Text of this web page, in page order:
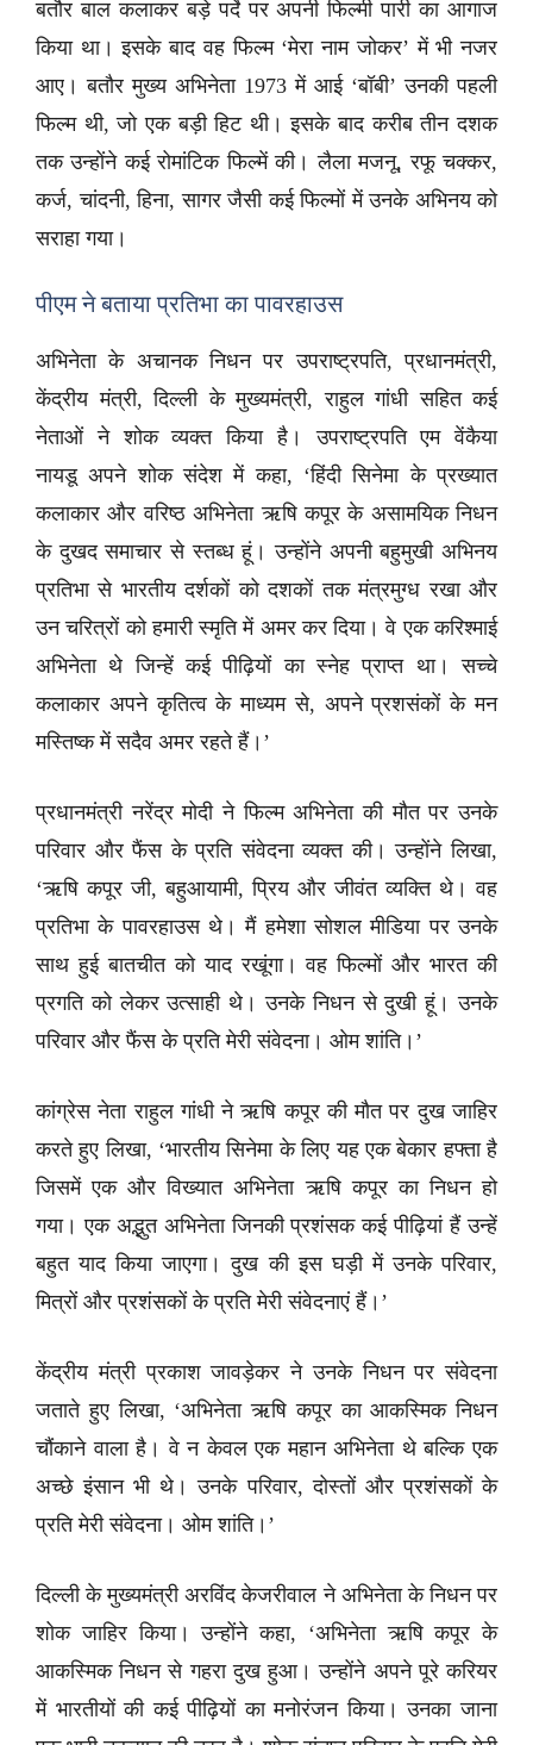
बतौर बाल कलाकर बड़े पर्दे पर अपनी फिल्मी पारी का आगाज
किया था। इसके बाद वह फिल्म ‘मेरा नाम जोकर’ में भी नजर
आए। बतौर मुख्य अभिनेता 1973 में आई ‘बॉबी’ उनकी पहली
फिल्म थी, जो एक बड़ी हिट थी। इसके बाद करीब तीन दशक
तक उन्होंने कई रोमांटिक फिल्में की। लैला मजनू, रफू चक्कर,
कर्ज, चांदनी, हिना, सागर जैसी कई फिल्मों में उनके अभिनय को
सराहा गया।
पीएम ने बताया प्रतिभा का पावरहाउस
अभिनेता के अचानक निधन पर उपराष्ट्रपति, प्रधानमंत्री,
केंद्रीय मंत्री, दिल्ली के मुख्यमंत्री, राहुल गांधी सहित कई
नेताओं ने शोक व्यक्त किया है। उपराष्ट्रपति एम वेंकैया
नायडू अपने शोक संदेश में कहा, ‘हिंदी सिनेमा के प्रख्यात
कलाकार और वरिष्ठ अभिनेता ऋषि कपूर के असामयिक निधन
के दुखद समाचार से स्तब्ध हूं। उन्होंने अपनी बहुमुखी अभिनय
प्रतिभा से भारतीय दर्शकों को दशकों तक मंत्रमुग्ध रखा और
उन चरित्रों को हमारी स्मृति में अमर कर दिया। वे एक करिश्माई
अभिनेता थे जिन्हें कई पीढ़ियों का स्नेह प्राप्त था। सच्चे
कलाकार अपने कृतित्व के माध्यम से, अपने प्रशसंकों के मन
मस्तिष्क में सदैव अमर रहते हैं।’
प्रधानमंत्री नरेंद्र मोदी ने फिल्म अभिनेता की मौत पर उनके
परिवार और फैंस के प्रति संवेदना व्यक्त की। उन्होंने लिखा,
‘ऋषि कपूर जी, बहुआयामी, प्रिय और जीवंत व्यक्ति थे। वह
प्रतिभा के पावरहाउस थे। मैं हमेशा सोशल मीडिया पर उनके
साथ हुई बातचीत को याद रखूंगा। वह फिल्मों और भारत की
प्रगति को लेकर उत्साही थे। उनके निधन से दुखी हूं। उनके
परिवार और फैंस के प्रति मेरी संवेदना। ओम शांति।’
कांग्रेस नेता राहुल गांधी ने ऋषि कपूर की मौत पर दुख जाहिर
करते हुए लिखा, ‘भारतीय सिनेमा के लिए यह एक बेकार हफ्ता है
जिसमें एक और विख्यात अभिनेता ऋषि कपूर का निधन हो
गया। एक अद्भुत अभिनेता जिनकी प्रशंसक कई पीढ़ियां हैं उन्हें
बहुत याद किया जाएगा। दुख की इस घड़ी में उनके परिवार,
मित्रों और प्रशंसकों के प्रति मेरी संवेदनाएं हैं।’
केंद्रीय मंत्री प्रकाश जावड़ेकर ने उनके निधन पर संवेदना
जताते हुए लिखा, ‘अभिनेता ऋषि कपूर का आकस्मिक निधन
चौंकाने वाला है। वे न केवल एक महान अभिनेता थे बल्कि एक
अच्छे इंसान भी थे। उनके परिवार, दोस्तों और प्रशंसकों के
प्रति मेरी संवेदना। ओम शांति।’
दिल्ली के मुख्यमंत्री अरविंद केजरीवाल ने अभिनेता के निधन पर
शोक जाहिर किया। उन्होंने कहा, ‘अभिनेता ऋषि कपूर के
आकस्मिक निधन से गहरा दुख हुआ। उन्होंने अपने पूरे करियर
में भारतीयों की कई पीढ़ियों का मनोरंजन किया। उनका जाना